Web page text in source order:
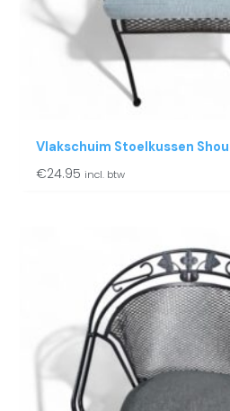
Vlakschuim Stoelkussen
€24.95 incl. btw